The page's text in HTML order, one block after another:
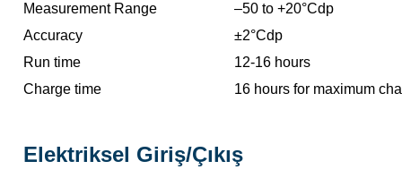
Measurement Range
–50 to +20°Cdp
Accuracy
±2°Cdp
Run time
12-16 hours
Charge time
16 hours for maximum
Elektriksel Giriş/Çıkış